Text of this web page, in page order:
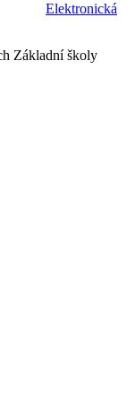
Elektronická
Základní školy